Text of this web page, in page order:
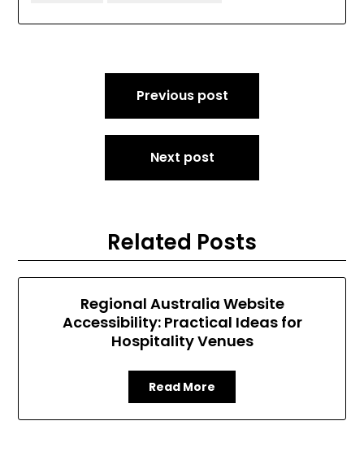
Previous post
Next post
Related Posts
Regional Australia Website
Accessibility: Practical Ideas for
Hospitality Venues
Read More